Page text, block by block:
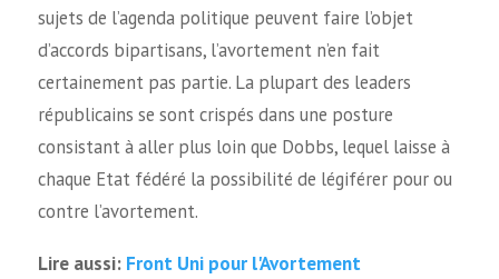
sujets de l’agenda politique peuvent faire l’objet
d’accords bipartisans, l’avortement n’en fait
certainement pas partie. La plupart des leaders
républicains se sont crispés dans une posture
consistant à aller plus loin que Dobbs, lequel laisse à
chaque Etat fédéré la possibilité de légiférer pour ou
contre l’avortement.
Lire aussi: Front Uni pour l'Avortement